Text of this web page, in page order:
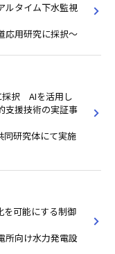
ルタイム下水監視
応用研究に採択～
採択 AIを活用し
支援技術の実証事
同研究体にて実施
を可能にする制御
所向け水力発電設